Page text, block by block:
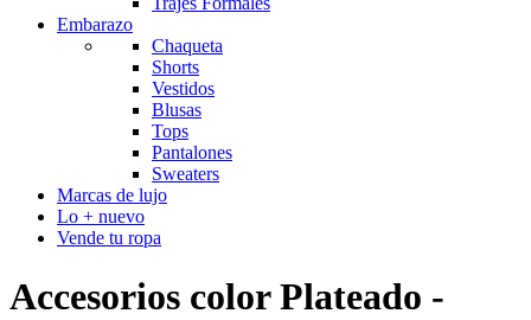
Embarazo
Chaqueta
Shorts
Vestidos
Blusas
Tops
Pantalones
Sweaters
Marcas de lujo
Lo + nuevo
Vende tu ropa
Accesorios color Plateado -